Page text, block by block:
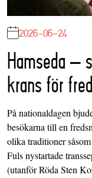
2026-06-24
Hamseda –
krans för fred
På nationaldagen
besökarna till en
olika traditioner
Fuls nystartade
(utanför Röda Sten